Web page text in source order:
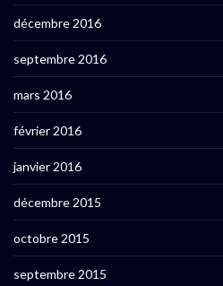
décembre 2016
septembre 2016
mars 2016
février 2016
janvier 2016
décembre 2015
octobre 2015
septembre 2015